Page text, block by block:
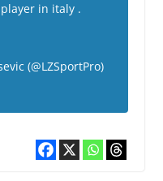
in italy .
(@LZSportPro)